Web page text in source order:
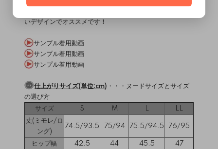
いデザインでオススメです！
サンプル着用動画
サンプル着用動画
サンプル着用動画
仕上がりサイズ(単位:cm) ・・・ ヌードサイズとサイズ
の選び方
サイズ
S M
丈(ミモレ/ロ
ング)
74.5/93.5 75/94 75.5/94.5 76/95
ヒップ幅 42.5 44 45.5
47